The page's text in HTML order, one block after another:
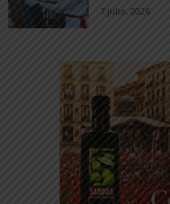
7 julio, 2026